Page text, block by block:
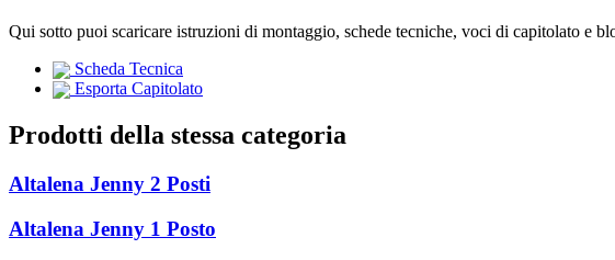
Qui sotto puoi scaricare istruzioni di montaggio, schede tecniche, voci di capitolato e
Scheda Tecnica
Esporta Capitolato
Prodotti della stessa categoria
Altalena Jenny 2 Posti
Altalena Jenny 1 Posto